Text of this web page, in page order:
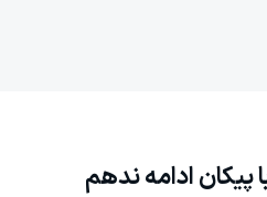
پیکان ادامه ندهم